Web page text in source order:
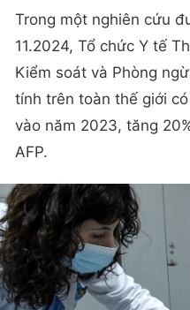
Trong một nghiên cứu
11.2024, Tổ chức Y tế
Kiểm soát và Phòng
tính trên toàn thế giới
vào năm 2023, tăng
AFP.